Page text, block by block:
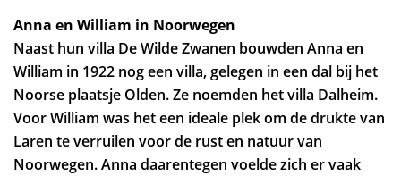
Anna en William in Noorwegen
Naast hun villa De Wilde Zwanen bouwden Anna en
William in 1922 nog een villa, gelegen in een dal bij het
Noorse plaatsje Olden. Ze noemden het villa Dalheim.
Voor William was het een ideale plek om de drukte van
Laren te verruilen voor de rust en natuur van
Noorwegen. Anna daarentegen voelde zich er vaak